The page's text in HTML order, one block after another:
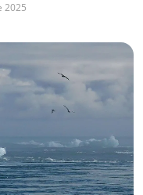
2025